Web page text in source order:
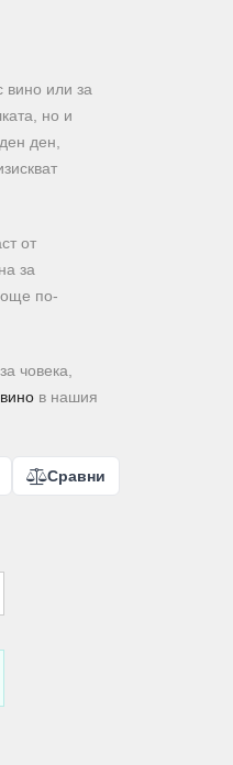
или за
но и
ден,
от
за
още по-
човека,
в нашия
Сравни